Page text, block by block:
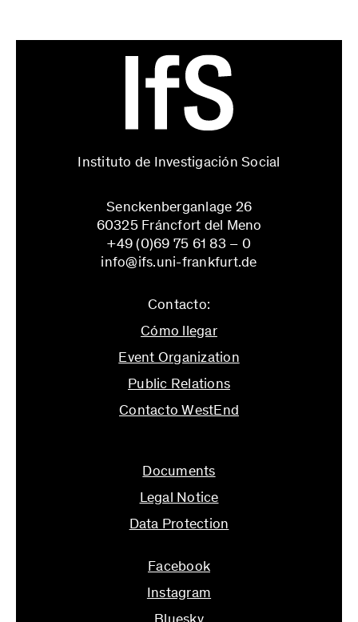
Instituto de Investigación Social
Senckenberganlage 26
60325 Fráncfort del Meno
+49 (0)69 75 61 83 – 0
info@ifs.uni-frankfurt.de
Contacto:
Cómo llegar
Event Organization
Public Relations
Contacto WestEnd
Documents
Legal Notice
Data Protection
Facebook
Instagram